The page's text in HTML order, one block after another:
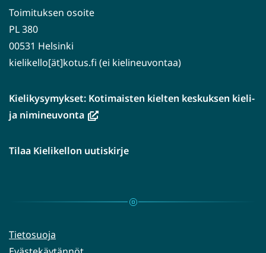
Toimituksen osoite
PL 380
00531 Helsinki
kielikello[ät]kotus.fi (ei kielineuvontaa)
Kielikysymykset: Kotimaisten kielten keskuksen kieli-
ja nimineuvonta(avautuu
ikkunaan,
palveluun)
Tilaa Kielikellon uutiskirje
Tietosuoja